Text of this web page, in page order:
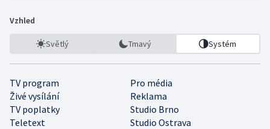
Vzhled
Světlý Tmavý Systém
TV program
Pro média
Živé vysílání
Reklama
TV poplatky
Studio Brno
Teletext
Studio Ostrava